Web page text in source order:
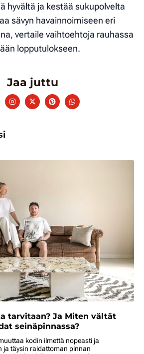
hyvältä ja kestää sukupolvelta
sävyn havainnoimiseen eri
vertaile vaihtoehtoja rauhassa
lopputulokseen.
Jaa juttu
tarvitaan? Ja Miten vältät
seinäpinnassa?
kodin ilmettä nopeasti ja
ja täysin raidattoman pinnan